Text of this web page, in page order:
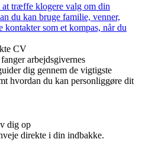
træffe klogere valg om din
du kan bruge familie, venner,
kontakter som et kompas, når du
CV
arbejdsgivernes
dig gennem de vigtigste
hvordan du kan personliggøre dit
dig op
direkte i din indbakke.